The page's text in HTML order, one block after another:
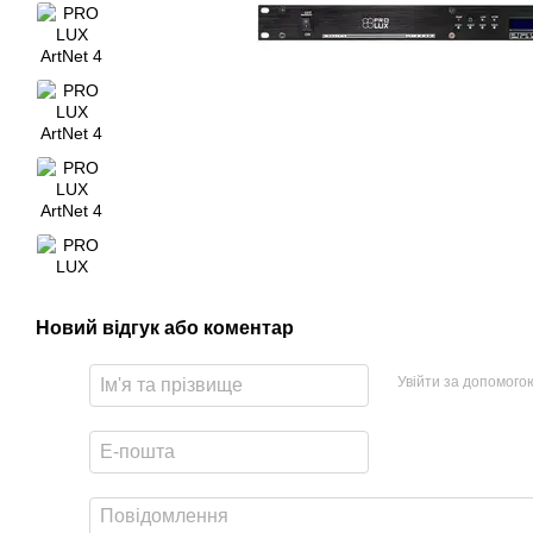
Новий відгук або коментар
Увійти за